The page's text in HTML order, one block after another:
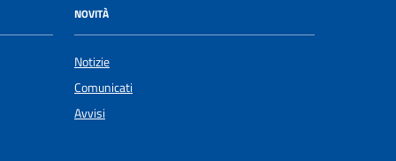
NOVITÀ
Notizie
Comunicati
Avvisi